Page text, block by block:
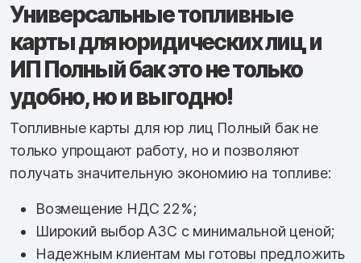
Универсальные топливные
карты для юридических лиц и
ИП Полный бак это не только
удобно, но и выгодно!
Топливные карты для юр лиц Полный бак не
только упрощают работу, но и позволяют
получать значительную экономию на топливе:
Возмещение НДС 22%;
Широкий выбор АЗС с минимальной ценой;
Надежным клиентам мы готовы предложить